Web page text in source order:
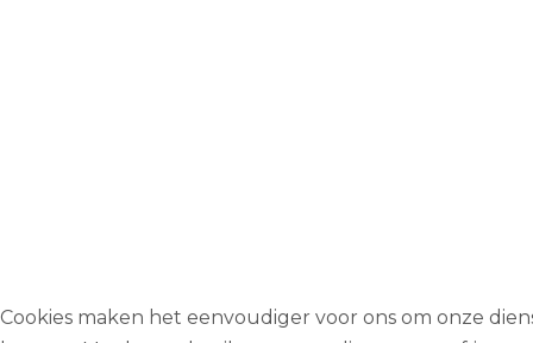
Cookies maken het eenvoudiger voor ons om onze